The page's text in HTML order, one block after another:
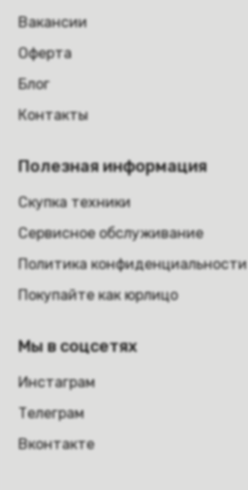
Вакансии
Оферта
Блог
Контакты
Полезная информация
Скупка техники
Сервисное обслуживание
Политика конфиденциальности
Покупайте как юрлицо
Мы в соцсетях
Инстаграм
Телеграм
Вконтакте